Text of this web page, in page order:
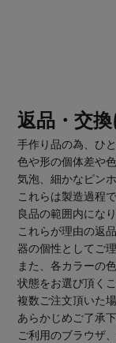
返品・交
手作り品の為、ひ
色や形の個体差や
気泡、細かなピン
これらは製造過程
良品の範囲内にな
これらが理由の返
器の個性としてご
また、各カラーの
状態をお選び頂くこ
複数ご注文頂いた
あらかじめご了承
ご利用のブラウザ